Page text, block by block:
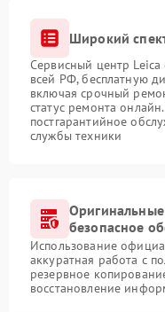
Широкий
Сервисный центр Leica
всей РФ, бесплатную
включая срочный
статус ремонта
постгарантийное
службы техники
безопасное
Использование
аккуратная работа с
резервное
восстановление